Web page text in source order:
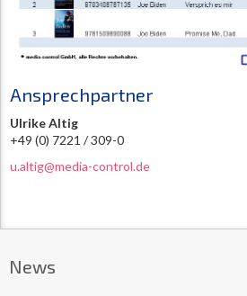
Ansprechpartner
Ulrike Altig
+49 (0) 7221 / 309-0
u.altig@media-control.de
News